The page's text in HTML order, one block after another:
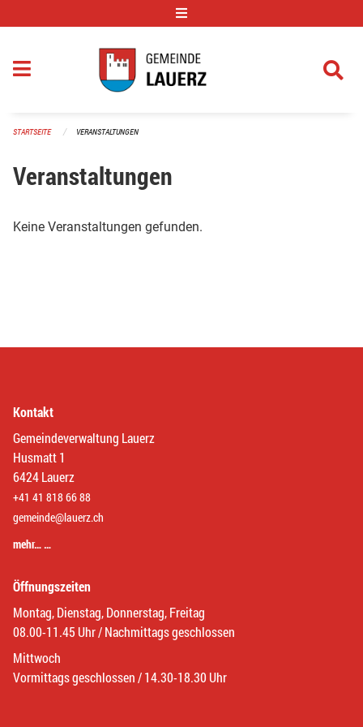
STARTSEITE VERANSTALTUNGEN
Veranstaltungen
Keine Veranstaltungen gefunden.
Kontakt
Gemeindeverwaltung Lauerz
Husmatt 1
6424 Lauerz
+41 41 818 66 88
gemeinde@lauerz.ch
mehr… …
Öffnungszeiten
Montag, Dienstag, Donnerstag, Freitag
08.00-11.45 Uhr / Nachmittags geschlossen
Mittwoch
Vormittags geschlossen / 14.30-18.30 Uhr